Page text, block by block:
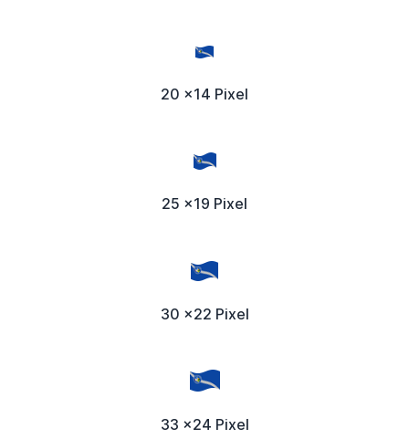
20 x14 Pixel
25 x19 Pixel
30 x22 Pixel
33 x24 Pixel